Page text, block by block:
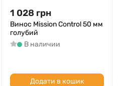
1 028 грн
Винос Mission Control 50 мм
голубий
В наличии
Додати в кошик